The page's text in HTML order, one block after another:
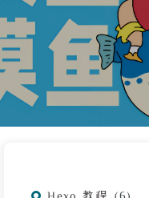
Hexo 教程 6